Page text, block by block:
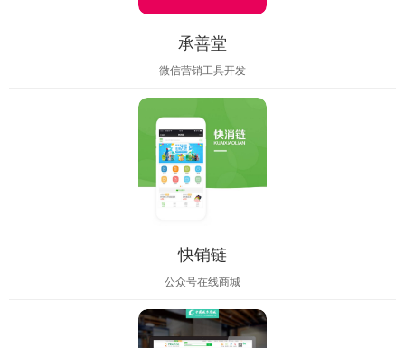
承善堂
微信营销工具开发
快销链
公众号在线商城